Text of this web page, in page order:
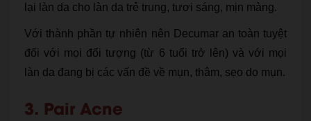
lại làn da cho làn da trẻ trung, tươi sáng, mịn màng.
Với thành phần tự nhiên nên Decumar an toàn tuyệt
đối với mọi đối tượng (từ 6 tuổi trở lên) và với mọi
làn da đang bị các vấn đề về mụn, thâm, sẹo do mụn.
3. Pair Acne